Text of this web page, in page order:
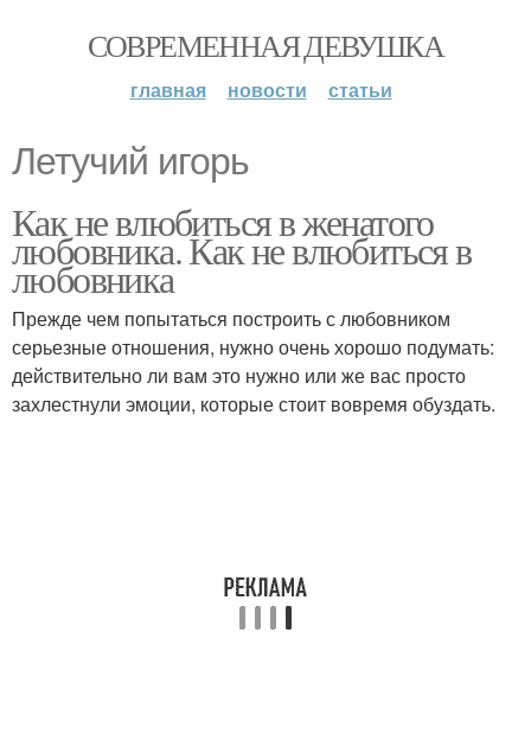
СОВРЕМЕННАЯ ДЕВУШКА
главная новости статьи
Летучий игорь
Как не влюбиться в женатого
любовника. Как не влюбиться в
любовника
Прежде чем попытаться построить с любовником
серьезные отношения, нужно очень хорошо подумать:
действительно ли вам это нужно или же вас просто
захлестнули эмоции, которые стоит вовремя обуздать.